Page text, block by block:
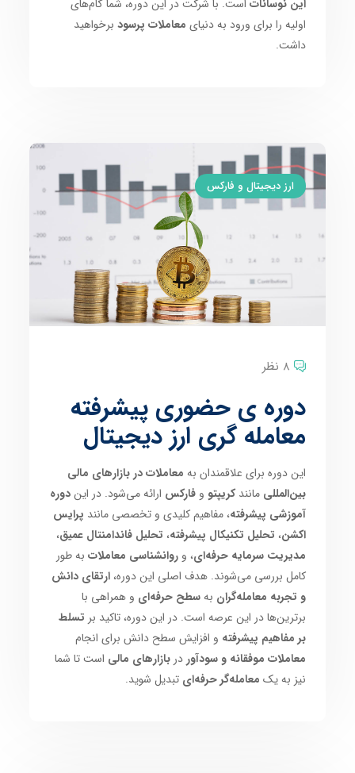
این نوسانات است. با شرکت در این دوره، شما گام‌های
اولیه را برای ورود به دنیای معاملات پرسود برخواهید
داشت.
ارز دیجیتال و فارکس
8 نظر
دوره ی حضوری پیشرفته
معامله گری ارز دیجیتال
این دوره برای علاقمندان به معاملات در بازارهای مالی
بین‌المللی مانندکریپتو وفارکس ارائه می‌شود. در ایندوره
آموزشی پیشرفته، مفاهیم کلیدی و تخصصی مانند پرایس
اکشن، تحلیل تکنیکال پیشرفته، تحلیل فاندامنتال عمیق،
مدیریت سرمایه حرفه‌ای، وروانشناسی معاملات به طور
کامل بررسی می‌شوند. هدف اصلی این دوره،ارتقای دانش
و تجربه معامله‌گران بهسطح حرفه‌ای و همراهی با
برترین‌ها در این عرصه است. در این دوره، تاکید بر تسلط
بر مفاهیم پیشرفته و افزایش سطح دانش برای انجام
معاملات موفقانه و سودآور دربازارهای مالی است تا شما
نیز به یک معامله‌گر حرفه‌ای تبدیل شوید.